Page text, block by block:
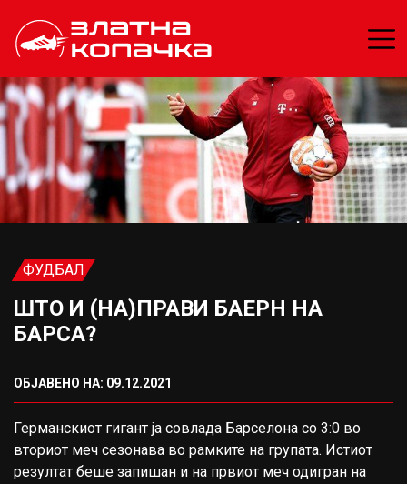
ФУДБАЛ
ШТО И (НА)ПРАВИ БАЕРН НА
БАРСА?
ОБЈАВЕНО НА: 09.12.2021
Германскиот гигант ја совлада Барселона со 3:0 во
вториот меч сезонава во рамките на групата. Истиот
резултат беше запишан и на првиот меч одигран на